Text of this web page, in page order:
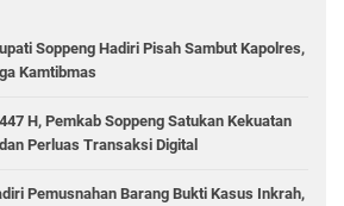
Soppeng Hadiri Pisah Sambut Kapolres,
Kamtibmas
H, Pemkab Soppeng Satukan Kekuatan
Perluas Transaksi Digital
Pemusnahan Barang Bukti Kasus Inkrah,